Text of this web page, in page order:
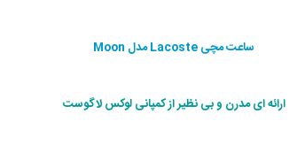
ساعت مچی Lacoste مدل Moon
ارائه ای مدرن و بی نظير از كمپانی لوکس لاگوست